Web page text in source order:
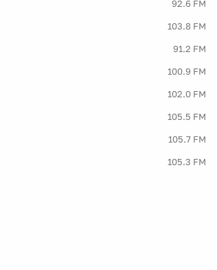
92.6 FM
103.8 FM
91.2 FM
100.9 FM
102.0 FM
105.5 FM
105.7 FM
105.3 FM